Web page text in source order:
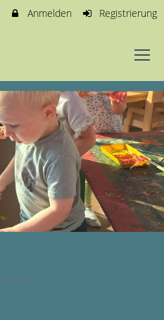
Anmelden Registrierung